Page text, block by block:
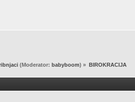
(Moderator:babyboom) » BIROKRACIJA